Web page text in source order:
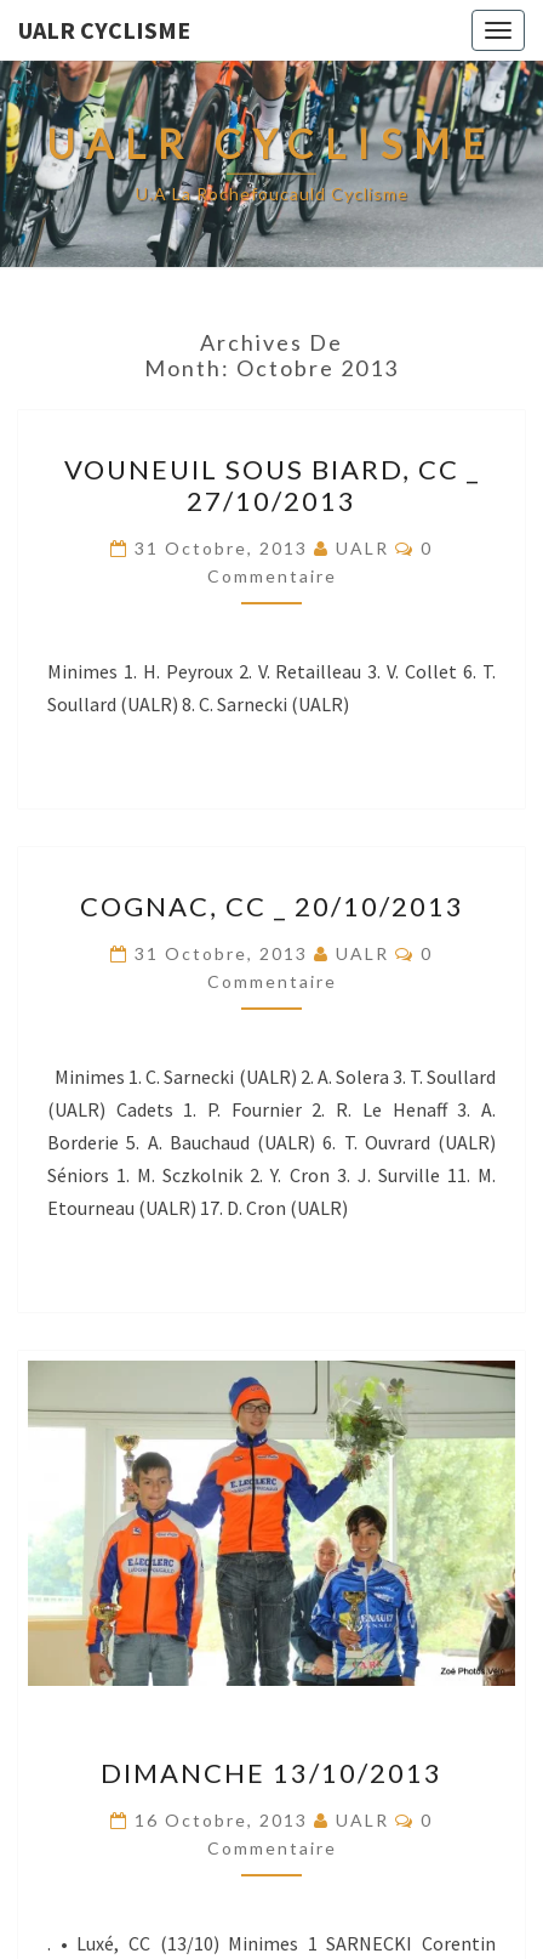
UALR CYCLISME
UALR CYCLISME
U.A La Rochefoucauld Cyclisme
Archives De
Month: Octobre 2013
SOUS
BIARD,
CC
_
27/10/2013
VOUNEUIL SOUS BIARD, CC _
27/10/2013
31 Octobre, 2013 UALR
0
Commentaire
Minimes 1. H. Peyroux 2. V. Retailleau 3. V. Collet 6. T.
Soullard (UALR) 8. C. Sarnecki (UALR)
CC
_
20/10/2013
COGNAC, CC _ 20/10/2013
31 Octobre, 2013 UALR
0
Commentaire
Minimes 1. C. Sarnecki (UALR) 2. A. Solera 3. T. Soullard
(UALR) Cadets 1. P. Fournier 2. R. Le Henaff 3. A.
Borderie 5. A. Bauchaud (UALR) 6. T. Ouvrard (UALR)
Séniors 1. M. Sczkolnik 2. Y. Cron 3. J. Surville 11. M.
Etourneau (UALR) 17. D. Cron (UALR)
13/10/2013
DIMANCHE 13/10/2013
16 Octobre, 2013 UALR
0
Commentaire
. • Luxé, CC (13/10) Minimes 1 SARNECKI Corentin